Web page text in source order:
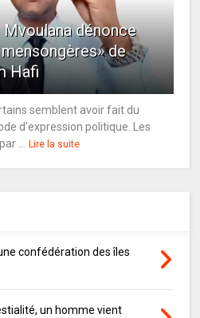
Mvoulana dénonce
de
Hafi
semblent avoir fait du
d’expression politique. Les
... Lire la suite
confédération des îles
un homme vient